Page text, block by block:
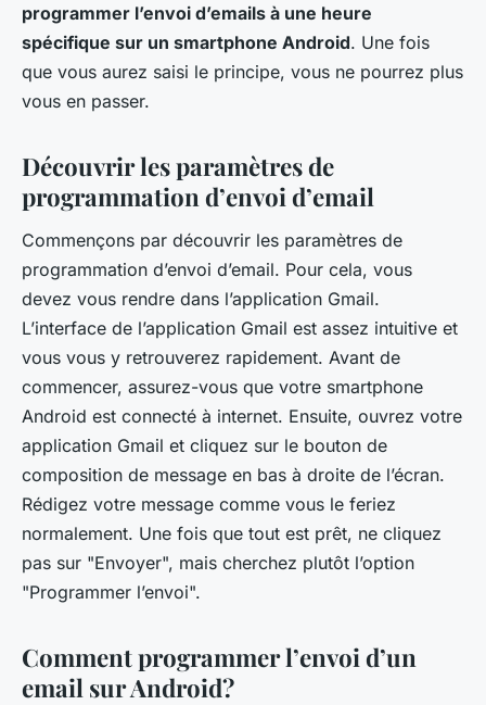
programmer l’envoi d’emails à une heure
spécifique sur un smartphone Android. Une fois
que vous aurez saisi le principe, vous ne pourrez plus
vous en passer.
Découvrir les paramètres de
programmation d’envoi d’email
Commençons par découvrir les paramètres de
programmation d’envoi d’email. Pour cela, vous
devez vous rendre dans l’application Gmail.
L’interface de l’application Gmail est assez intuitive et
vous vous y retrouverez rapidement. Avant de
commencer, assurez-vous que votre smartphone
Android est connecté à internet. Ensuite, ouvrez votre
application Gmail et cliquez sur le bouton de
composition de message en bas à droite de l’écran.
Rédigez votre message comme vous le feriez
normalement. Une fois que tout est prêt, ne cliquez
pas sur "Envoyer", mais cherchez plutôt l’option
"Programmer l’envoi".
Comment programmer l’envoi d’un
email sur Android?